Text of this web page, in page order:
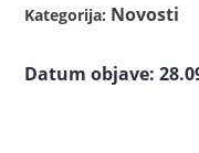
Kategorija: Novosti
Datum objave: